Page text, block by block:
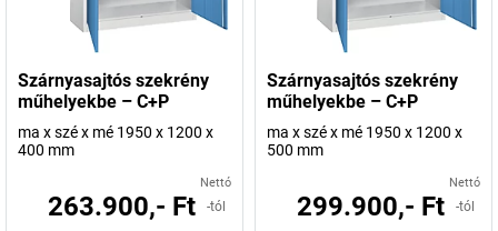
Szárnyasajtós szekrény
műhelyekbe – C+P
ma x szé x mé 1950 x 1200 x
400 mm
Nettó
263.900,- Ft -tól
Szárnyasajtós szekrény
műhelyekbe – C+P
ma x szé x mé 1950 x 1200 x
500 mm
Nettó
299.900,- Ft -tól